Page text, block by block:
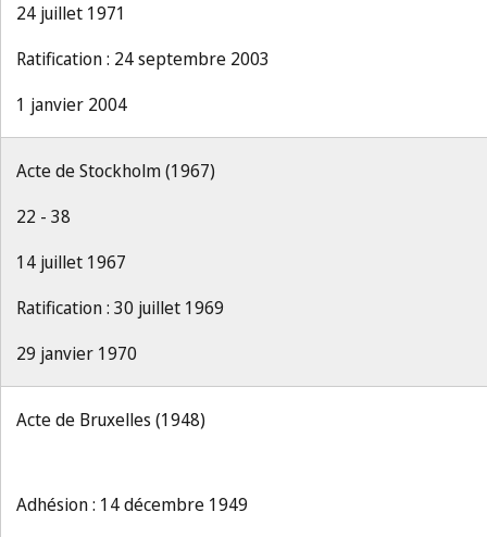
24 juillet 1971
Ratification : 24 septembre 2003
1 janvier 2004
Acte de Stockholm (1967)
22 - 38
14 juillet 1967
Ratification : 30 juillet 1969
29 janvier 1970
Acte de Bruxelles (1948)
Adhésion : 14 décembre 1949